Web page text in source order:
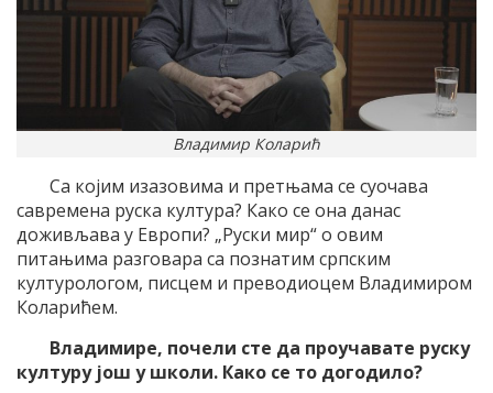
Владимир Коларић
Са којим изазовима и претњама се суочава
савремена руска култура? Како се она данас
доживљава у Европи? „Руски мир“ о овим
питањима разговара са познатим српским
културологом, писцем и преводиоцем Владимиром
Коларићем.
Владимире, почели сте да проучавате руску
културу још у школи. Како се то догодило?